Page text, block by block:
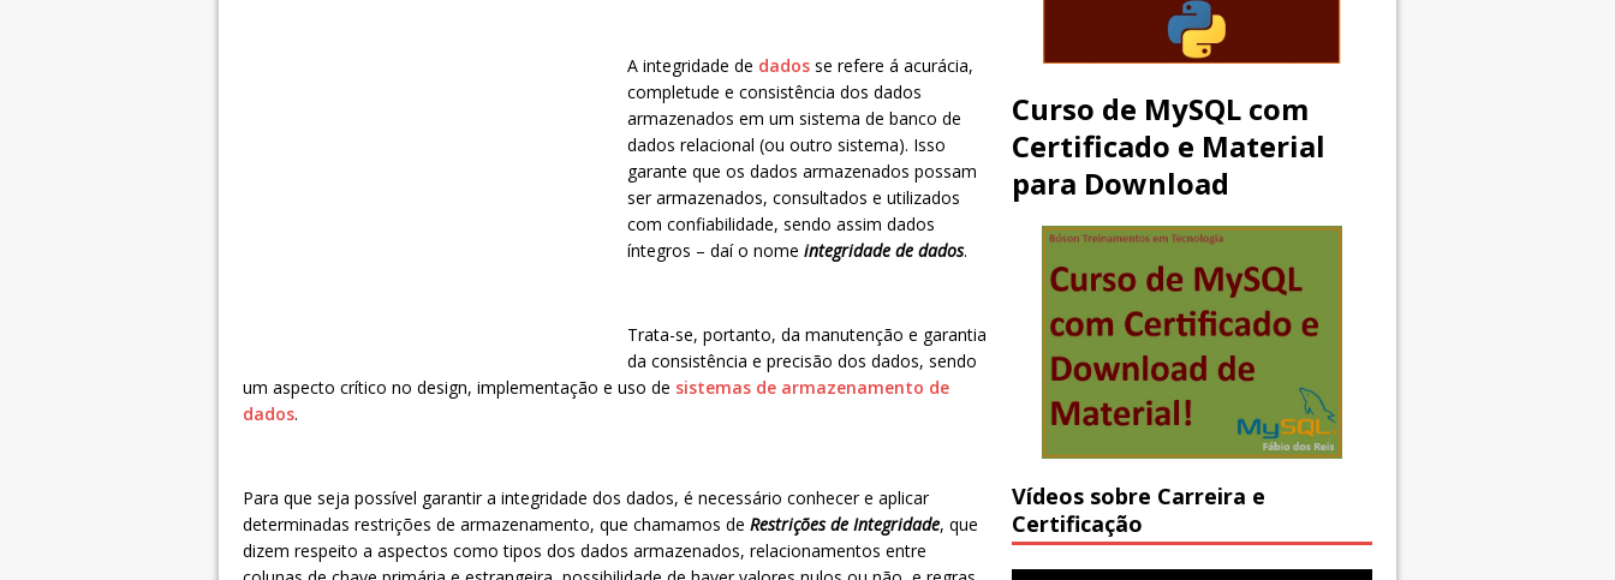
A integridade de dados se refere á acurácia,
completude e consistência dos dados
armazenados em um sistema de banco de
dados relacional (ou outro sistema). Isso
garante que os dados armazenados possam
ser armazenados, consultados e utilizados
com confiabilidade, sendo assim dados
íntegros – daí o nome integridade de dados.
Trata-se, portanto, da manutenção e garantia
da consistência e precisão dos dados, sendo
um aspecto crítico no design, implementação e uso de sistemas de armazenamento de
dados.
Para que seja possível garantir a integridade dos dados, é necessário conhecer e aplicar
determinadas restrições de armazenamento, que chamamos de Restrições de Integridade, que
dizem respeito a aspectos como tipos dos dados armazenados, relacionamentos entre
Curso de MySQL com
Certificado e Material
para Download
Vídeos sobre Carreira e
Certificação